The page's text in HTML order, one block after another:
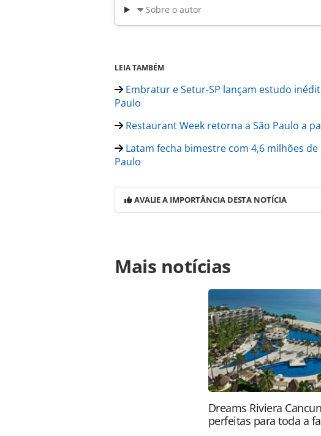
Sobre o autor
LEIA TAMBÉM
Embratur e Setur-SP lançam estudo
Paulo
Restaurant Week retorna a São Paulo a
Latam fecha bimestre com 4,6 milhões
Paulo
AVALIE A IMPORTÂNCIA DESTA NOTÍCIA
https://www.panrotas.com.br/destinos/
paulo-lidera-viagens-de-lazer-no-1o-
ferramentas oferecidas na página. Todo o
é protegido pela legislação brasileira sobre
sem autorização da PANROTAS Editora
Mais notícias
Dreams Riviera
perfeitas para toda a